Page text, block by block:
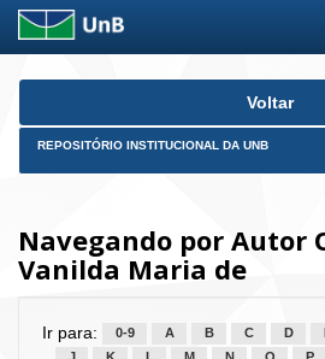
Skip
Voltar
REPOSITÓRIO INSTITUCIONAL DA UNB
Navegando por Autor
Vanilda Maria de
Ir para: 0-9 A B C D